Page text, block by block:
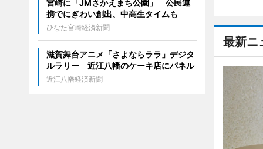
最新ニ
宮崎に「JMさかえまち公園」 公民連
携でにぎわい創出、中高生タイムも
ひなた宮崎経済新聞
滋賀舞台アニメ「さよならララ」デジタ
ルラリー 近江八幡のケーキ店にパネル
近江八幡経済新聞